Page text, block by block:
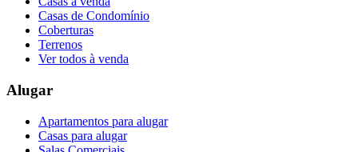
Casas de Condomínio
Coberturas
Terrenos
Ver todos à venda
Alugar
Apartamentos para alugar
Casas para alugar